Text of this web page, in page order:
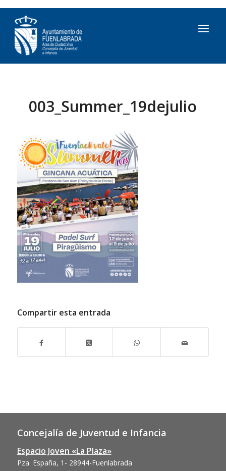
003_Summer_19dejulio
Compartir esta entrada
Concejalía de Juventud e Infancia
Espacio Joven «La Plaza»
Pza. España, 1- 28944-Fuenlabrada